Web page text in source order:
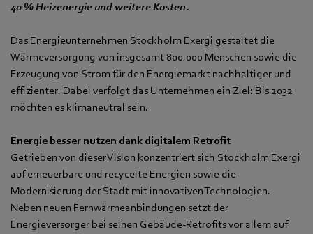
40 % Heizenergie und weitere Kosten.
Das Energieunternehmen Stockholm Exergi gestaltet die
Wärmeversorgung von insgesamt 800.000 Menschen sowie die
Erzeugung von Strom für den Energiemarkt nachhaltiger und
effizienter. Dabei verfolgt das Unternehmen ein Ziel: Bis 2032
möchten es klimaneutral sein.
Energie besser nutzen dank digitalem Retrofit
Getrieben von dieser Vision konzentriert sich Stockholm Exergi
auf erneuerbare und recycelte Energien sowie die
Modernisierung der Stadt mit innovativen Technologien.
Neben neuen Fernwärmeanbindungen setzt der
Energieversorger bei seinen Gebäude-Retrofits vor allem auf